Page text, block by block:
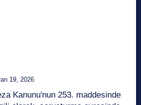
19, 2026
Kanunu'nun 253. maddesinde